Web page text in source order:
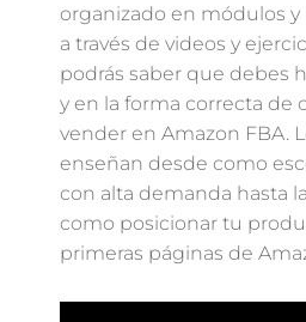
organizado en módulos
a través de videos y
podrás saber que debes
y en la forma correcta de
vender en Amazon FBA.
enseñan desde como
con alta demanda hasta
como posicionar tu
primeras páginas de